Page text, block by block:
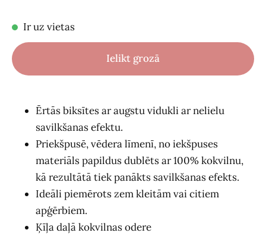
Ir uz vietas
Ielikt grozā
Ērtās biksītes ar augstu vidukli ar nelielu
savilkšanas efektu.
Priekšpusē, vēdera līmenī, no iekšpuses
materiāls papildus dublēts ar 100% kokvilnu,
kā rezultātā tiek panākts savilkšanas efekts.
Ideāli piemērots zem kleitām vai citiem
apģērbiem.
Ķīļa daļā kokvilnas odere